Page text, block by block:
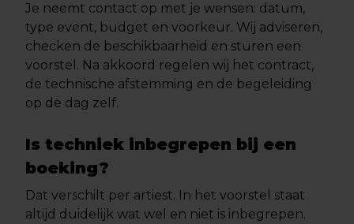
Je neemt contact op met je wensen: datum,
type event, budget en voorkeur. Wij adviseren,
checken de beschikbaarheid en sturen een
voorstel. Na akkoord regelen wij het contract,
de technische afstemming en de begeleiding
op de dag zelf.
Is techniek inbegrepen bij een
boeking?
Dat verschilt per artiest. In het voorstel staat
altijd duidelijk wat wel en niet is inbegrepen.